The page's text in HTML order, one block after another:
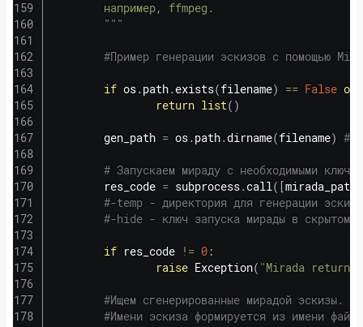
        например, ffmpeg.
        """
#Пример генерации эскизов с помощью
if os.path.exists(filename) == False or
return list( )
        gen_path
= os.path.dirname(filename) #
# Запускаем мираду с необходимыми
        res_code
= subprocess.call( [mirada_path
#-temp - директория для генерации
#-hide - ключ запуска мирады в скрытом
if res_code != 0 :
raise Exception( "Mirada
#Ищем сгенерированные мирадой эскизы.
#Имени эскиза формируется из имени